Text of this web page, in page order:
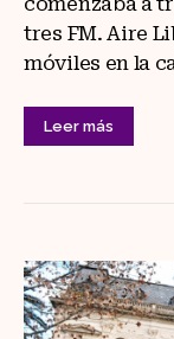
tres FM. Aire
móviles en la
Leer más